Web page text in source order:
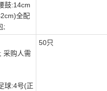
鼓:14cm
全配
;
采购人需
球:4号(正
50只